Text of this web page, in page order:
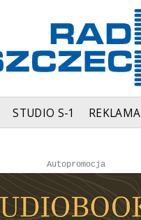
STUDIO S-1 REKLAMA
Autopromocja
Autopromocja
Reklama